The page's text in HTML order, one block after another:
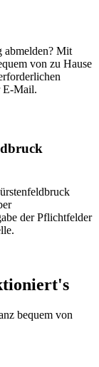
abmelden? Mit
von zu Hause
E-Mail.
der Pflichtfelder
bequem von